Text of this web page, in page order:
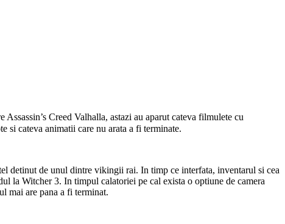
Creed Valhalla, astazi au aparut cateva filmulete cu
cateva animatii care nu arata a fi terminate.
detinut de unul dintre vikingii rai. In timp ce interfata, inventarul si cea
la Witcher 3. In timpul calatoriei pe cal exista o optiune de camera
mai are pana a fi terminat.